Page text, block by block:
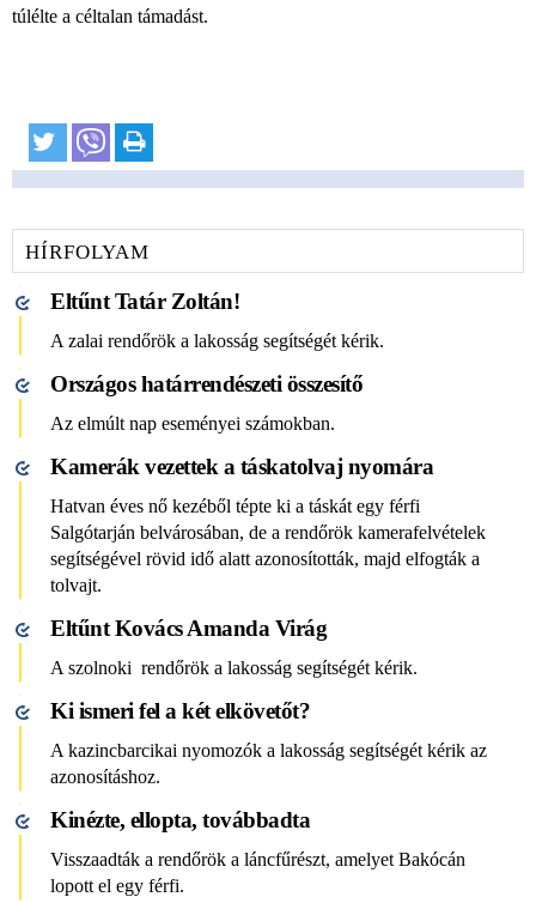
túlélte a céltalan támadást.
HÍRFOLYAM
Eltűnt Tatár Zoltán!
A zalai rendőrök a lakosság segítségét kérik.
Országos határrendészeti összesítő
Az elmúlt nap eseményei számokban.
Kamerák vezettek a táskatolvaj nyomára
Hatvan éves nő kezéből tépte ki a táskát egy férfi
Salgótarján belvárosában, de a rendőrök kamerafelvételek
segítségével rövid idő alatt azonosították, majd elfogták a
tolvajt.
Eltűnt Kovács Amanda Virág
A szolnoki rendőrök a lakosság segítségét kérik.
Ki ismeri fel a két elkövetőt?
A kazincbarcikai nyomozók a lakosság segítségét kérik az
azonosításhoz.
Kinézte, ellopta, továbbadta
Visszaadták a rendőrök a láncfűrészt, amelyet Bakócán
lopott el egy férfi.